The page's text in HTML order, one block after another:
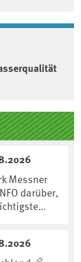
Messner
darüber,
urn